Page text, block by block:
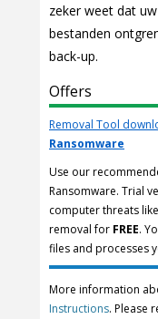
zeker weet dat
bestanden
back-up.
Offers
Removal Tool
Ransomware
Use our
Ransomware. Trial
computer threats
removal for FREE.
files and processes
More information
Instructions. Please